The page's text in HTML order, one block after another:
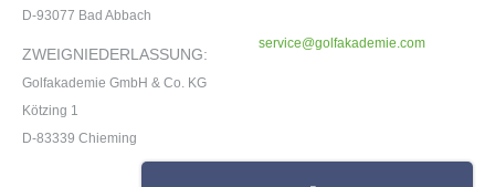
service@golfakademie.com
D-93077 Bad Abbach
ZWEIGNIEDERLASSUNG:
Golfakademie GmbH & Co. KG
Kötzing 1
D-83339 Chieming